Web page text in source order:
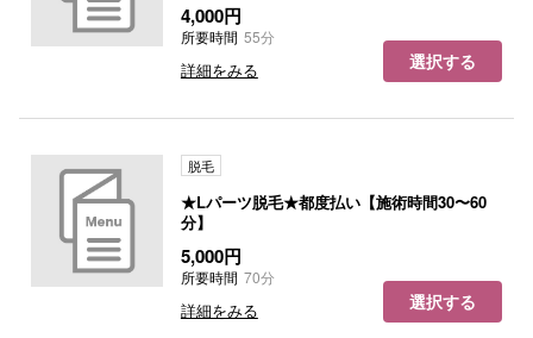
4,000円
所要時間 55分
詳細をみる 選択する
脱毛
★Lパーツ脱毛★都度払い【施術時間30〜60
分】
5,000円
所要時間 70分
詳細をみる 選択する